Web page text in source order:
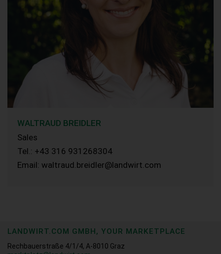
WALTRAUD BREIDLER
Sales
Tel.: +43 316 931268304
Email: waltraud.breidler@landwirt.com
LANDWIRT.COM GMBH, YOUR MARKETPLACE
Rechbauerstraße 4/1/4, A-8010 Graz